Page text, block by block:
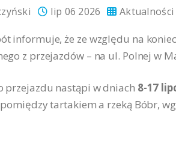
lip 06 2026 Aktualności
informuje, że ze względu na
z przejazdów – na ul. Polnej w
przejazdu nastąpi w dniach 8-17
tartakiem a rzeką Bóbr, wg